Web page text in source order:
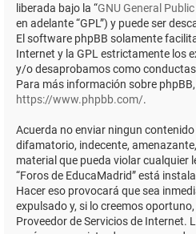
liberada bajo la “GNU General
en adelante “GPL”) y puede ser
El software phpBB solamente
Internet y la GPL estrictamente los
y/o desaprobamos como
Para más información sobre
https://www.phpbb.com/.
Acuerda no enviar ningun
difamatorio, indecente,
material que pueda violar cualquier
“Foros de EducaMadrid” está
Hacer eso provocará que sea
expulsado y, si lo creemos
Proveedor de Servicios de Internet.